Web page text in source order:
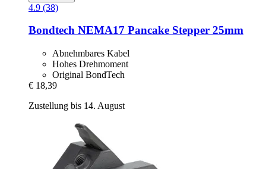
4.9 (38)
Bondtech NEMA17 Pancake Stepper 25mm
Abnehmbares Kabel
Hohes Drehmoment
Original BondTech
€ 18,39
Zustellung bis 14. August